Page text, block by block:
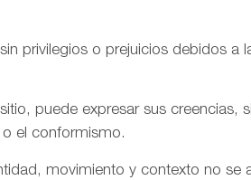
privilegios o prejuicios debidos a
puede expresar sus creencias,
el conformismo.
movimiento y contexto no se